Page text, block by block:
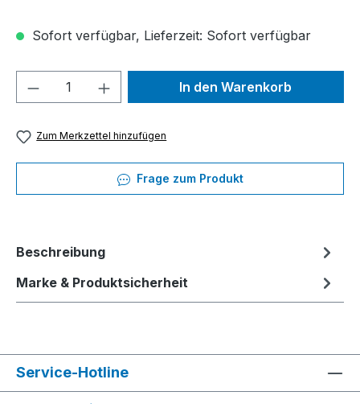
Sofort verfügbar, Lieferzeit: Sofort verfügbar
Produkt Anzahl: Gib denIn den Warenkorb
Zum Merkzettel hinzufügen
Frage zum Produkt
Beschreibung
Marke & Produktsicherheit
Service-Hotline